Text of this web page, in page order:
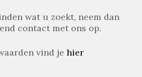
wat u zoekt, neem dan
contact met ons op.
vind je hier